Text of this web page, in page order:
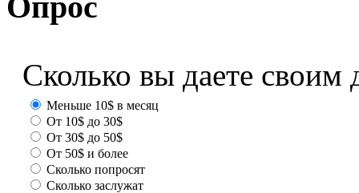
Сколько вы даете своим
Меньше 10$ в месяц
От 10$ до 30$
От 30$ до 50$
От 50$ и более
Сколько попросят
Сколько заслужат